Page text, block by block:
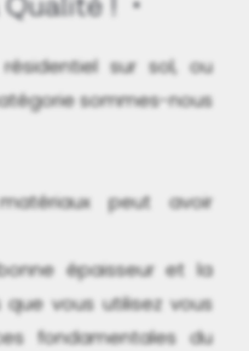
sur sol, ou
sommes-nous
peut avoir
épaisseur et la
vous utilisez vous
fondamentales du